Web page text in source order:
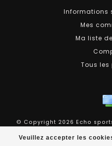
Veuillez accepter les
Informations
Mes
Ma liste
Tous les
© Copyright 2026 Echo